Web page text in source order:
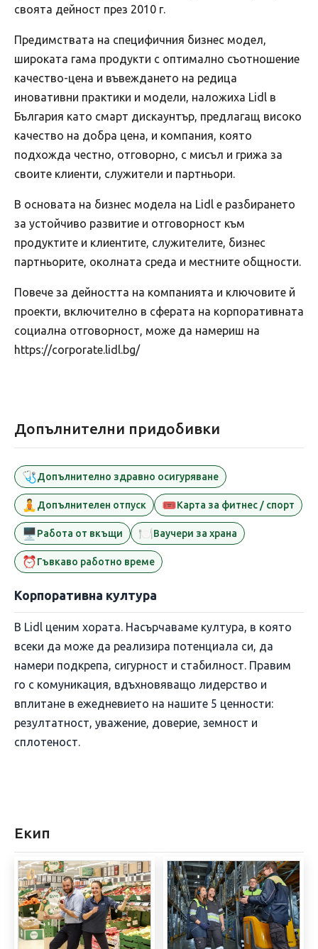
своята дейност през 2010 г.
Предимствата на специфичния бизнес модел,
широката гама продукти с оптимално съотношение
качество-цена и въвеждането на редица
иновативни практики и модели, наложиха Lidl в
България като смарт дискаунтър, предлагащ високо
качество на добра цена, и компания, която
подхожда честно, отговорно, с мисъл и грижа за
своите клиенти, служители и партньори.
В основата на бизнес модела на Lidl е разбирането
за устойчиво развитие и отговорност към
продуктите и клиентите, служителите, бизнес
партньорите, околната среда и местните общности.
Повече за дейността на компанията и ключовите й
проекти, включително в сферата на корпоративната
социална отговорност, може да намериш на
https://corporate.lidl.bg/
Допълнителни придобивки
🩺Допълнително здравно осигуряване
🧘Допълнителен отпуск 🎟️Карта за фитнес / спорт
🖥️Работа от вкъщи 🍽️Ваучери за храна
⏰Гъвкаво работно време
Корпоративна култура
В Lidl ценим хората. Насърчаваме култура, в която
всеки да може да реализира потенциала си, да
намери подкрепа, сигурност и стабилност. Правим
го с комуникация, вдъхновяващо лидерство и
вплитане в ежедневието на нашите 5 ценности:
резултатност, уважение, доверие, земност и
сплотеност.
Екип